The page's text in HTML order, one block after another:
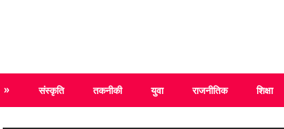
संस्कृति तकनीकी युवा राजनीतिक शिक्षा